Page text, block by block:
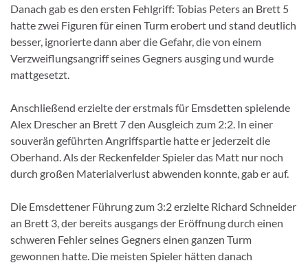
Danach gab es den ersten Fehlgriff: Tobias Peters an Brett 5
hatte zwei Figuren für einen Turm erobert und stand deutlich
besser, ignorierte dann aber die Gefahr, die von einem
Verzweiflungsangriff seines Gegners ausging und wurde
mattgesetzt.
Anschließend erzielte der erstmals für Emsdetten spielende
Alex Drescher an Brett 7 den Ausgleich zum 2:2. In einer
souverän geführten Angriffspartie hatte er jederzeit die
Oberhand. Als der Reckenfelder Spieler das Matt nur noch
durch großen Materialverlust abwenden konnte, gab er auf.
Die Emsdettener Führung zum 3:2 erzielte Richard Schneider
an Brett 3, der bereits ausgangs der Eröffnung durch einen
schweren Fehler seines Gegners einen ganzen Turm
gewonnen hatte. Die meisten Spieler hätten danach